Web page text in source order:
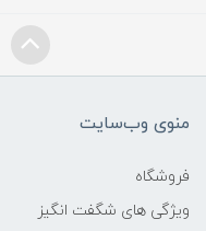
منوی وب‌سایت
فروشگاه
ویژگی های شگفت انگیز